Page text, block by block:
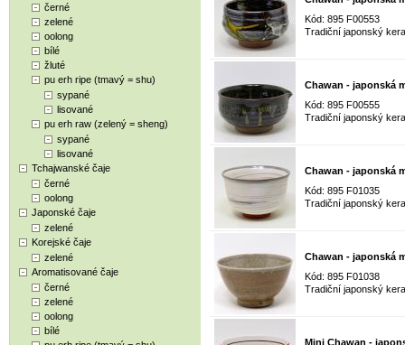
černé
zelené
oolong
bílé
žluté
pu erh ripe (tmavý = shu)
sypané
lisované
pu erh raw (zelený = sheng)
sypané
lisované
Tchajwanské čaje
černé
oolong
Japonské čaje
zelené
Korejské čaje
zelené
Aromatisované čaje
černé
zelené
oolong
bílé
Kód: 895 F00553
Tradiční japonský
Chawan - japonská
Kód: 895 F00555
Tradiční japonský
Chawan - japonská
Kód: 895 F01035
Tradiční japonský
Chawan - japonská
Kód: 895 F01038
Tradiční japonský
Mini Chawan -